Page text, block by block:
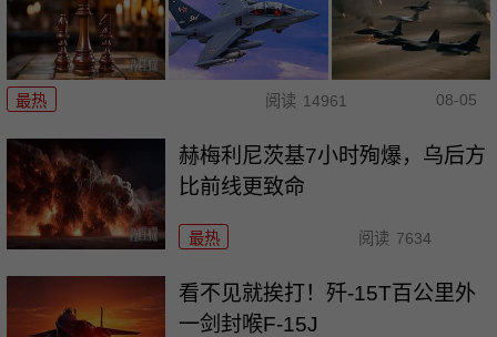
最热 阅读 14961 08-05
赫梅利尼茨基7小时殉爆，乌后方
比前线更致命
最热 阅读 7634
看不见就挨打！歼-15T百公里外
一剑封喉F-15J